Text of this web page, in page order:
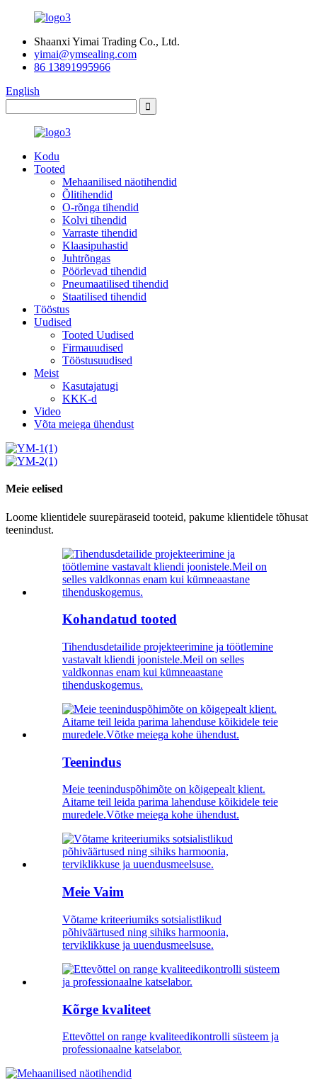
Shaanxi Yimai Trading Co., Ltd.
yimai@ymsealing.com
86 13891995966
English
Kodu
Tooted
Mehaanilised näotihendid
Õlitihendid
O-rõnga tihendid
Kolvi tihendid
Varraste tihendid
Klaasipuhastid
Juhtrõngas
Pöörlevad tihendid
Pneumaatilised tihendid
Staatilised tihendid
Tööstus
Uudised
Tooted Uudised
Firmauudised
Tööstusuudised
Meist
Kasutajatugi
KKK-d
Video
Võta meiega ühendust
Meie eelised
Loome klientidele suurepäraseid tooteid, pakume klientidele tõhusat
teenindust.
Kohandatud tooted
Tihendusdetailide projekteerimine ja töötlemine
vastavalt kliendi joonistele.Meil on selles
valdkonnas enam kui kümneaastane
tihenduskogemus.
Teenindus
Meie teeninduspõhimõte on kõigepealt klient.
Aitame teil leida parima lahenduse kõikidele teie
muredele.Võtke meiega kohe ühendust.
Meie Vaim
Võtame kriteeriumiks sotsialistlikud
põhiväärtused ning sihiks harmoonia,
terviklikkuse ja uuendusmeelsuse.
Kõrge kvaliteet
Ettevõttel on range kvaliteedikontrolli süsteem ja
professionaalne katselabor.